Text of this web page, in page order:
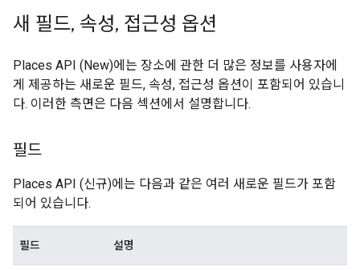
새 필드, 속성, 접근성 옵션
Places API (New)에는 장소에 관한 더 많은 정보를 사용자에
게 제공하는 새로운 필드, 속성, 접근성 옵션이 포함되어 있습니
다. 이러한 측면은 다음 섹션에서 설명합니다.
필드
Places API (신규)에는 다음과 같은 여러 새로운 필드가 포함
되어 있습니다.
필드 설명